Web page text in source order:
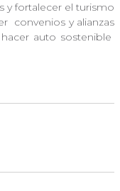
y fortalecer el turismo
convenios y alianzas
auto sostenible